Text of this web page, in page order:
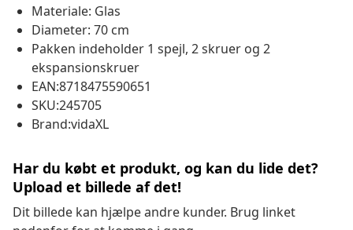
Materiale: Glas
Diameter: 70 cm
Pakken indeholder 1 spejl, 2 skruer og 2
ekspansionskruer
EAN:8718475590651
SKU:245705
Brand:vidaXL
Har du købt et produkt, og kan du lide det?
Upload et billede af det!
Dit billede kan hjælpe andre kunder. Brug linket